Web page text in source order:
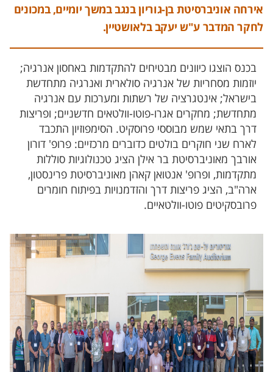
אירחה אוניברסיטת בן-גוריון בנגב במשך יומיים, במכונים
לחקר המדבר ע"ש יעקב בלאושטיין.
בכנס הוצגו כיוונים מבטיחים להתקדמות באחסון אנרגיה;
יוזמות מסחריות של אנרגיה סולארית ואנרגיה מתחדשת
בישראל; אינטגרציה של רשתות ומערכות עם אנרגיה
מתחדשת; מחקרים אגרו-פוטו-וולטאים חדשניים; ופריצות
דרך בתאי שמש מבוססי פרוסקיט. הסימפוזיון התכבד
לארח שני חוקרים בולטים כדוברים מרכזיים: פרופ' דורון
אורבך מאוניברסיטת בר אילן הציג טכנולוגיות סוללות
מתקדמות, ופרופ' אנטואן קאהן מאוניברסיטת פרינסטון,
ארה"ב, הציג פריצות דרך והזדמנויות בפיתוח חומרים
פרובסקיטים פוטו-וולטאיים.